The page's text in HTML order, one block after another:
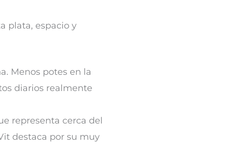
plata, espacio y
Menos potes en la
diarios realmente
representa cerca del
destaca por su muy